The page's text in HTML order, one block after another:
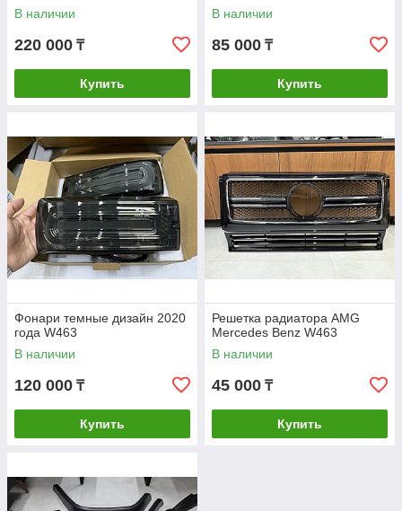
В наличии
220 000 ₸
Купить
В наличии
85 000 ₸
Купить
Фонари темные дизайн 2020
года W463
В наличии
120 000 ₸
Купить
Решетка радиатора AMG
Mercedes Benz W463
В наличии
45 000 ₸
Купить